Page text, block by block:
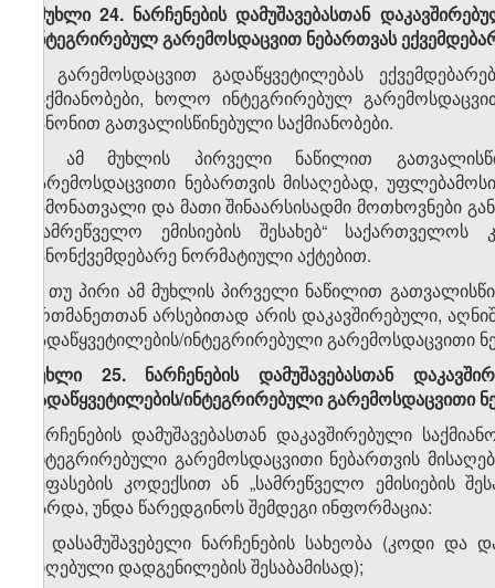
„მუხლი 24. ნარჩენების დამუშავებასთან
ინტეგრირებულ გარემოსდაცვით ნებართვას
1. გარემოსდაცვით გადაწყვეტილებას
საქმიანობები, ხოლო ინტეგრირებულ
კანონით გათვალისწინებული საქმიანობები.
2. ამ მუხლის პირველი ნაწილით
გარემოსდაცვითი ნებართვის მისაღებად,
ჩამონათვალი და მათი შინაარსისადმი მოთხოვნები
„სამრეწველო ემისიების შესახებ“
კანონქვემდებარე ნორმატიული აქტებით.
3. თუ პირი ამ მუხლის პირველი ნაწილით
ერთმანეთთან არსებითად არის დაკავშირებული,
გადაწყვეტილების/ინტეგრირებული გარემოსდაცვითი
მუხლი 25. ნარჩენების დამუშავებასთან
გადაწყვეტილების/ინტეგრირებული გარემოსდაცვითი
ნარჩენების დამუშავებასთან დაკავშირებული
ინტეგრირებული გარემოსდაცვითი ნებართვის
შეფასების კოდექსით ან „სამრეწველო ემისიების
გარდა, უნდა წარედგინოს შემდეგი ინფორმაცია:
ა) დასამუშავებელი ნარჩენების სახეობა (კოდი
მიღებული დადგენილების შესაბამისად);